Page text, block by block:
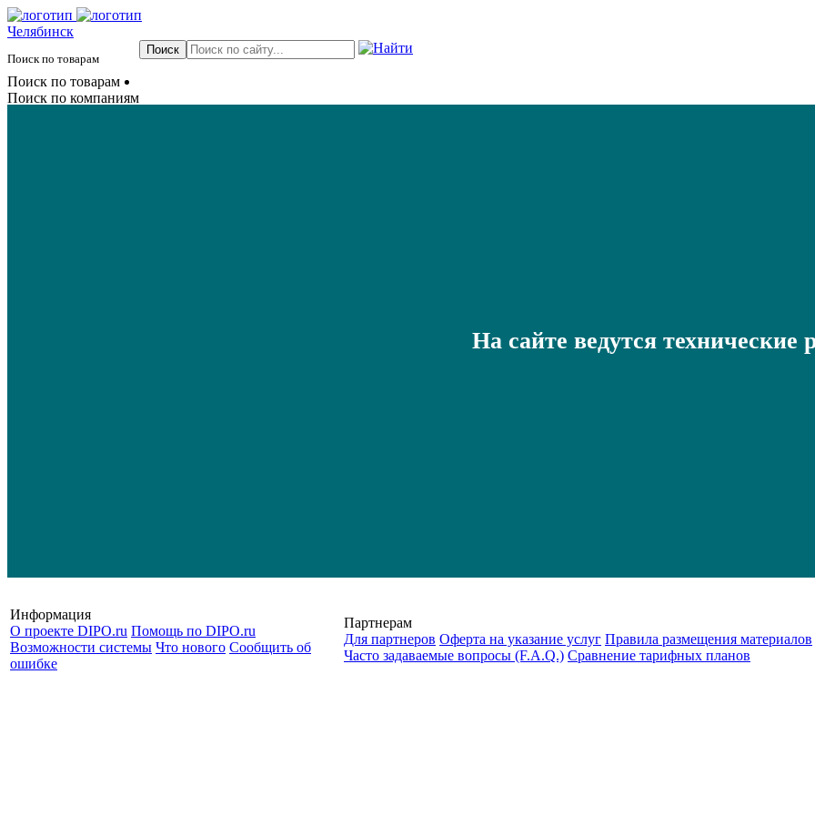
Челябинск
Поиск по товарам
Поиск по товарам
Поиск по компаниям
На сайте ведутся технические
Информация
О проекте DIPO.ru Помощь по DIPO.ru
Возможности системы Что нового Сообщить об
ошибке
Партнерам
Для партнеров Оферта на указание услуг Правила размещения материалов
Часто задаваемые вопросы (F.A.Q.) Cравнение тарифных планов